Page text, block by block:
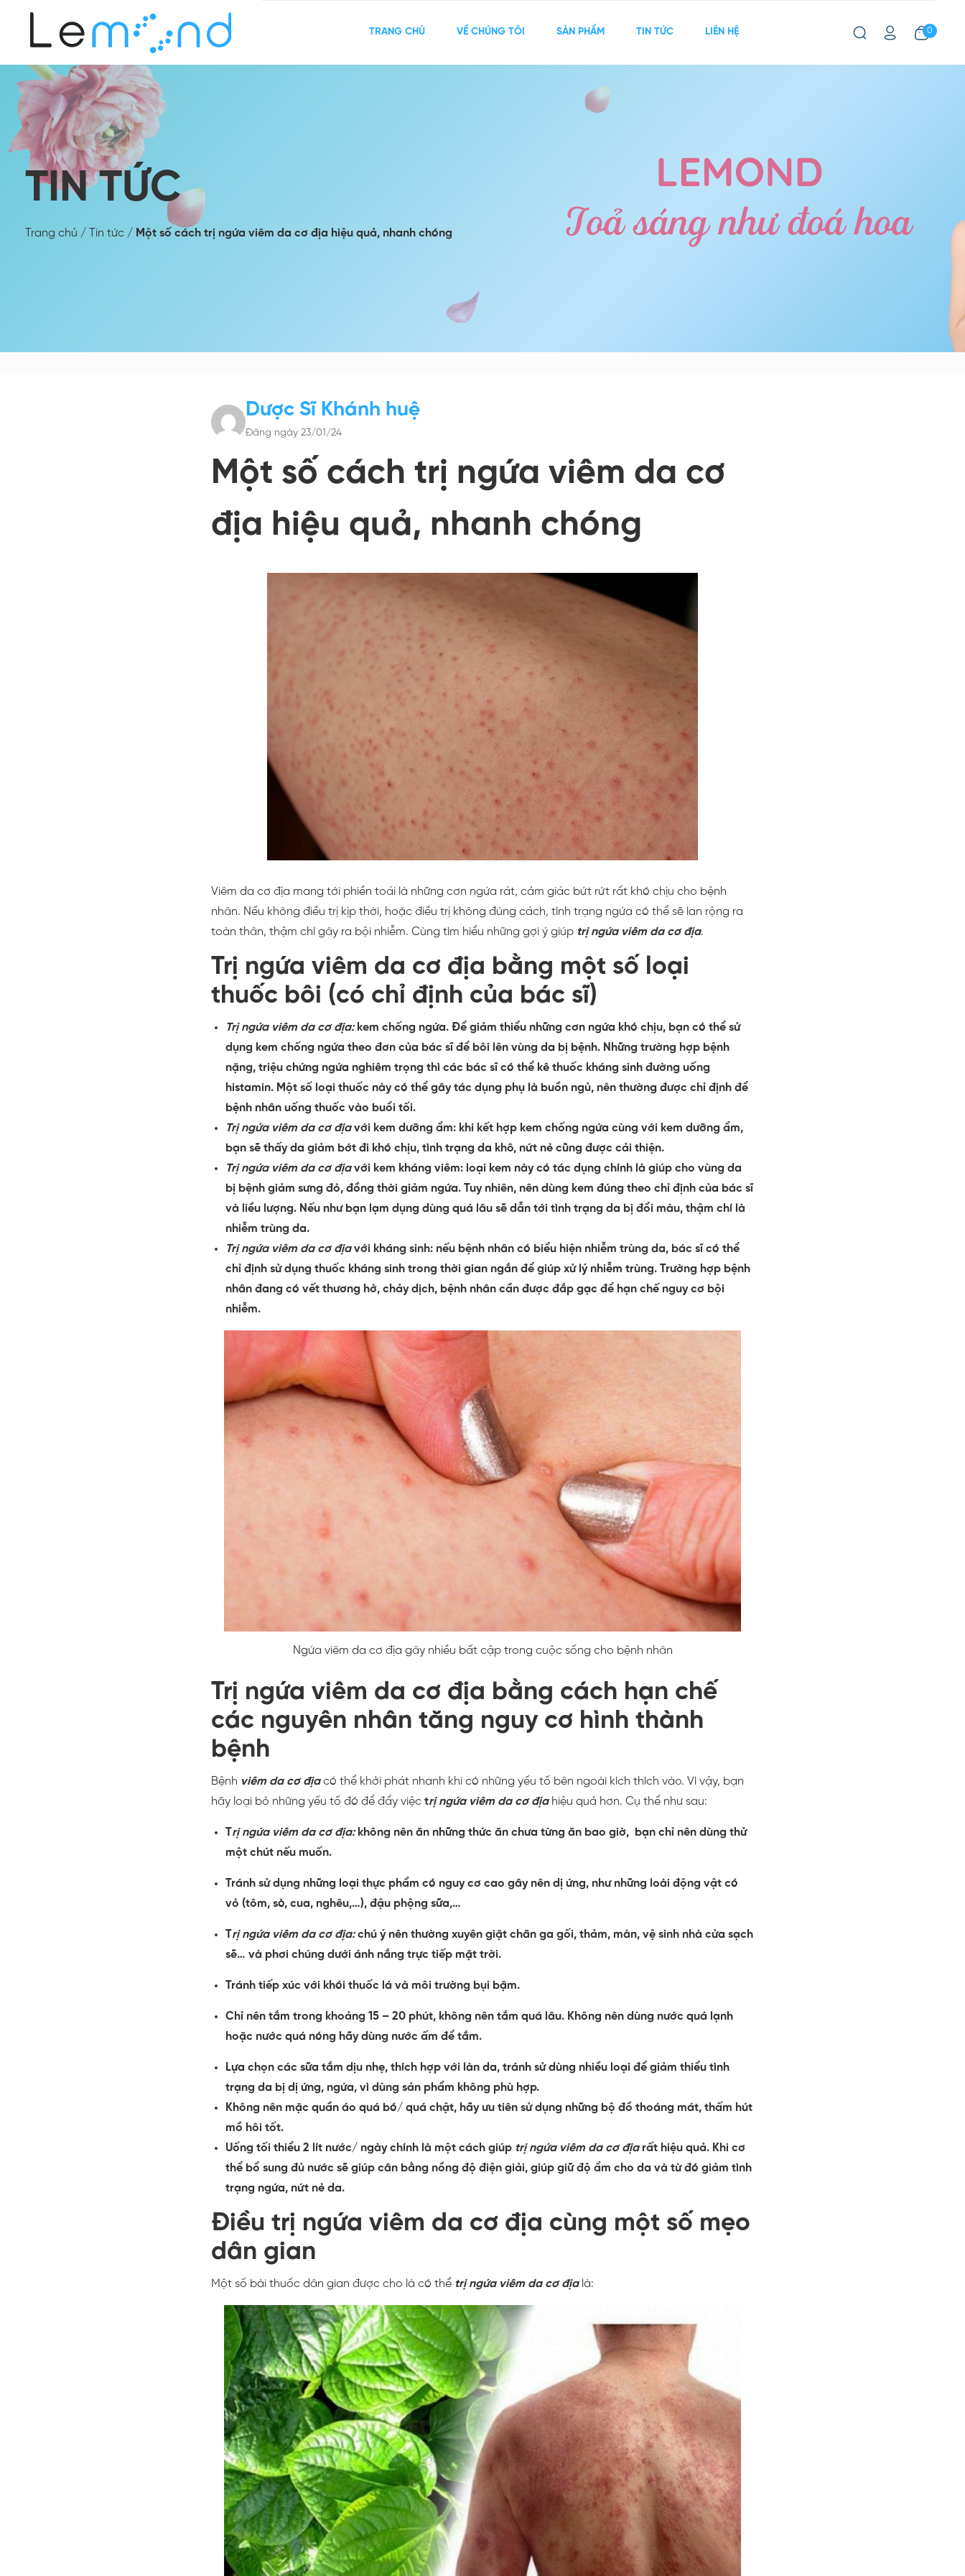
TRANG CHỦ VỀ CHÚNG TÔI SẢN PHẨM TIN TỨC LIÊN HỆ 0
TIN TỨC
Trang chủ / Tin tức / Một số cách trị ngứa viêm da cơ địa hiệu quả, nhanh chóng
Dược Sĩ Khánh huệ
Đăng ngày 23/01/24
Một số cách trị ngứa viêm da cơ
địa hiệu quả, nhanh chóng
Viêm da cơ địa mang tới phiền toái là những cơn ngứa rát, cảm giác bứt rứt rất khó chịu cho bệnh
nhân. Nếu không điều trị kịp thời, hoặc điều trị không đúng cách, tình trạng ngứa có thể sẽ lan rộng ra
toàn thân, thậm chí gây ra bội nhiễm. Cùng tìm hiểu những gợi ý giúp trị ngứa viêm da cơ địa.
Trị ngứa viêm da cơ địa bằng một số loại
thuốc bôi (có chỉ định của bác sĩ)
Trị ngứa viêm da cơ địa: kem chống ngứa. Để giảm thiểu những cơn ngứa khó chịu, bạn có thể sử
dụng kem chống ngứa theo đơn của bác sĩ để bôi lên vùng da bị bệnh. Những trường hợp bệnh
nặng, triệu chứng ngứa nghiêm trọng thì các bác sĩ có thể kê thuốc kháng sinh đường uống
histamin. Một số loại thuốc này có thể gây tác dụng phụ là buồn ngủ, nên thường được chỉ định để
bệnh nhân uống thuốc vào buổi tối.
Trị ngứa viêm da cơ địavới kem dưỡng ẩm: khi kết hợp kem chống ngứa cùng với kem dưỡng ẩm,
bạn sẽ thấy da giảm bớt đi khó chịu, tình trạng da khô, nứt nẻ cũng được cải thiện.
Trị ngứa viêm da cơ địavới kem kháng viêm: loại kem này có tác dụng chính là giúp cho vùng da
bị bệnh giảm sưng đỏ, đồng thời giảm ngứa. Tuy nhiên, nên dùng kem đúng theo chỉ định của bác sĩ
và liều lượng. Nếu như bạn lạm dụng dùng quá lâu sẽ dẫn tới tình trạng da bị đổi màu, thậm chí là
nhiễm trùng da.
Trị ngứa viêm da cơ địavới kháng sinh: nếu bệnh nhân có biểu hiện nhiễm trùng da, bác sĩ có thể
chỉ định sử dụng thuốc kháng sinh trong thời gian ngắn để giúp xử lý nhiễm trùng. Trường hợp bệnh
nhân đang có vết thương hở, chảy dịch, bệnh nhân cần được đắp gạc để hạn chế nguy cơ bội
nhiễm.
Ngứa viêm da cơ địa gây nhiều bất cập trong cuộc sống cho bệnh nhân
Trị ngứa viêm da cơ địa bằng cách hạn chế
các nguyên nhân tăng nguy cơ hình thành
bệnh
Bệnh viêm da cơ địacó thể khởi phát nhanh khi có những yếu tố bên ngoài kích thích vào. Vì vậy, bạn
hãy loại bỏ những yếu tố đó để đẩy việc trịngứa viêm da cơ địa hiệu quả hơn. Cụ thể như sau:
Trị ngứa viêm da cơ địa: không nên ăn những thức ăn chưa từng ăn bao giờ, bạn chỉ nên dùng thử
một chút nếu muốn.
Tránh sử dụng những loại thực phẩm có nguy cơ cao gây nên dị ứng, như những loài động vật có
vỏ (tôm, sò, cua, nghêu,…), đậu phộng sữa,…
Trị ngứa viêm da cơ địa:c hú ý nên thường xuyên giặt chăn ga gối, thảm, màn, vệ sinh nhà cửa sạch
sẽ… và phơi chúng dưới ánh nắng trực tiếp mặt trời.
Tránh tiếp xúc với khói thuốc lá và môi trường bụi bặm.
Chỉ nên tắm trong khoảng 15 – 20 phút, không nên tắm quá lâu. Không nên dùng nước quá lạnh
hoặc nước quá nóng hãy dùng nước ấm để tắm.
Lựa chọn các sữa tắm dịu nhẹ, thích hợp với làn da, tránh sử dùng nhiều loại để giảm thiểu tình
trạng da bị dị ứng, ngứa, vì dùng sản phẩm không phù hợp.
Không nên mặc quần áo quá bó/ quá chật, hãy ưu tiên sử dụng những bộ đồ thoáng mát, thấm hút
mồ hôi tốt.
Uống tối thiểu 2 lít nước/ ngày chính là một cách giúp trị ngứa viêm da cơ địarất hiệu quả. Khi cơ
thể bổ sung đủ nước sẽ giúp cân bằng nồng độ điện giải, giúp giữ độ ẩm cho da và từ đó giảm tình
trạng ngứa, nứt nẻ da.
Điều trị ngứa viêm da cơ địa cùng một số mẹo
dân gian
Một số bài thuốc dân gian được cho là có thể trị ngứa viêm da cơ địalà: